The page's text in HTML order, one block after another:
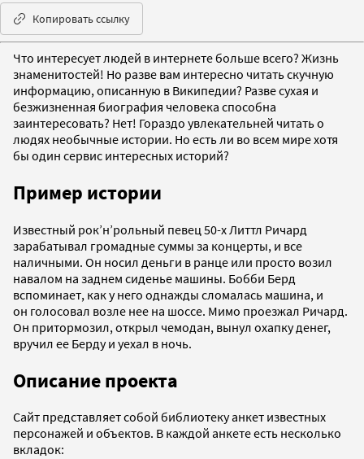
Копировать ссылку
Что интересует людей в интернете больше всего? Жизнь
знаменитостей! Но разве вам интересно читать скучную
информацию, описанную в Википедии? Разве сухая и
безжизненная биография человека способна
заинтересовать? Нет! Гораздо увлекательней читать о
людях необычные истории. Но есть ли во всем мире хотя
бы один сервис интересных историй?
Пример истории
Известный рок’н’рольный певец 50-х Литтл Ричард
зарабатывал громадные суммы за концерты, и все
наличными. Он носил деньги в ранце или просто возил
навалом на заднем сиденье машины. Бобби Берд
вспоминает, как у него однажды сломалась машина, и
он голосовал возле нее на шоссе. Мимо проезжал Ричард.
Он притормозил, открыл чемодан, вынул охапку денег,
вручил ее Берду и уехал в ночь.
Описание проекта
Сайт представляет собой библиотеку анкет известных
персонажей и объектов. В каждой анкете есть несколько
вкладок: